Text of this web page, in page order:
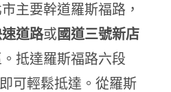
主要幹道羅斯福路，
道路或國道三號新店
抵達羅斯福路六段
可輕鬆抵達。從羅斯